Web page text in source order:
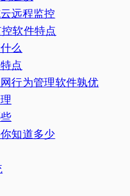
远程监控
软件特点
么
点
行为管理软件孰优
知道多少